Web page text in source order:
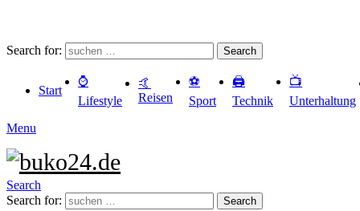
Search for: Search
Start
⌚️
Lifestyle
🤙
Reisen
⚽️
Sport
🖨️
Technik
📺
Unterhaltung
Menu
Search
Search for:
Search